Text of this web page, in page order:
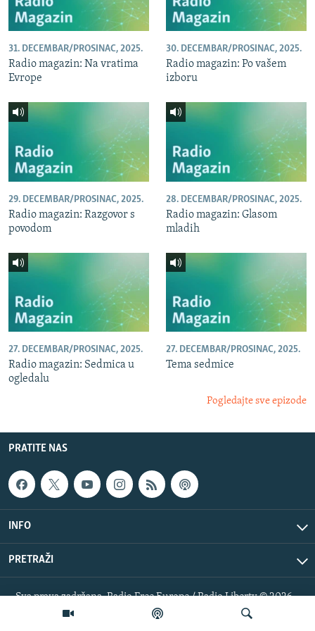
31. DECEMBAR/PROSINAC, 2025.
Radio magazin: Na vratima
Evrope
30. DECEMBAR/PROSINAC, 2025.
Radio magazin: Po vašem
izboru
29. DECEMBAR/PROSINAC, 2025.
Radio magazin: Razgovor s
povodom
28. DECEMBAR/PROSINAC, 2025.
Radio magazin: Glasom
mladih
27. DECEMBAR/PROSINAC, 2025.
Radio magazin: Sedmica u
ogledalu
27. DECEMBAR/PROSINAC, 2025.
Tema sedmice
Pogledajte sve epizode
PRATITE NAS
INFO
PRETRAŽI
Sva prava zadržana. Radio Free Europe / Radio Liberty © 2026
RFE/RL, Inc.